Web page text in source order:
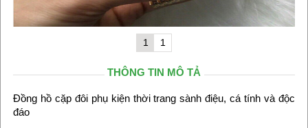
1 1
THÔNG TIN MÔ TẢ
Đồng hồ cặp đôi phụ kiện thời trang sành điệu, cá tính và độc
đáo